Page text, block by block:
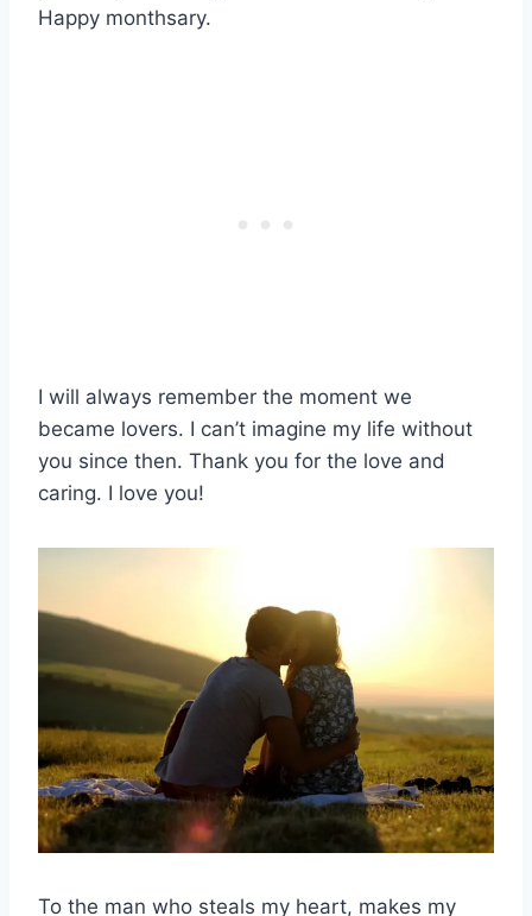
Happy monthsary.
I will always remember the moment we
became lovers. I can’t imagine my life without
you since then. Thank you for the love and
caring. I love you!
To the man who steals my heart, makes my